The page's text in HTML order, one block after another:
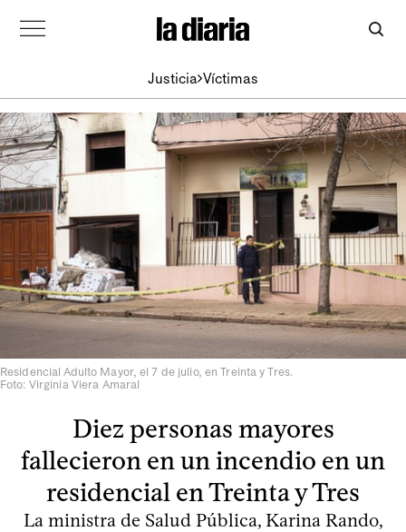
Justicia Víctimas
Residencial Adulto Mayor, el 7 de julio, en Treinta y Tres.
Foto: Virginia Viera Amaral
Diez personas mayores
fallecieron en un incendio en un
residencial en Treinta y Tres
La ministra de Salud Pública, Karina Rando,